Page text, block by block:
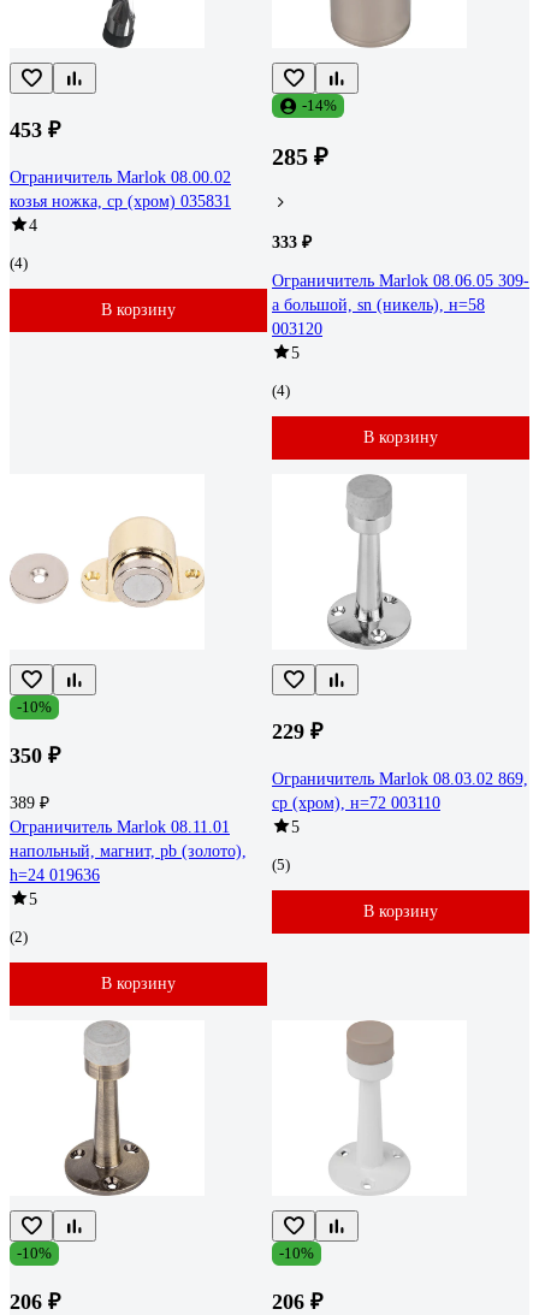
453 ₽
Ограничитель Marlok 08.00.02
козья ножка, cp (хром) 035831
4
(4)
В корзину
-14%
285 ₽
333 ₽
Ограничитель Marlok 08.06.05 309-
a большой, sn (никель), н=58
003120
5
(4)
В корзину
-10%
350 ₽
389 ₽
Ограничитель Marlok 08.11.01
напольный, магнит, pb (золото),
h=24 019636
5
(2)
В корзину
229 ₽
Ограничитель Marlok 08.03.02 869,
cp (хром), н=72 003110
5
(5)
В корзину
-10%
206 ₽
-10%
206 ₽